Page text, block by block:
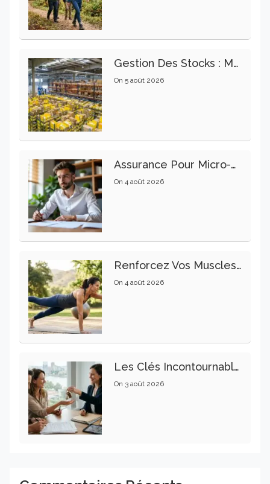
Gestion Des Stocks : Meilleures Pratiques Intralogistiques
On 5 août 2026
Assurance Pour Micro-Entrepreneur : Les Garanties Essentielles À Connaître
On 4 août 2026
Renforcez Vos Muscles Profonds Pour Apaiser Votre Mal De Dos
On 4 août 2026
Les Clés Incontournables Pour Réussir Vos Transactions Immobilières
On 3 août 2026